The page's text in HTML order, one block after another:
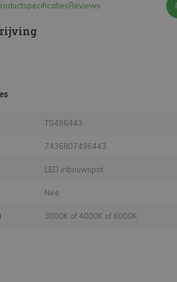
Reviews
TS496443
7435807496443
LED inbouwspot
Nee
3000K of 4000K of 6000K